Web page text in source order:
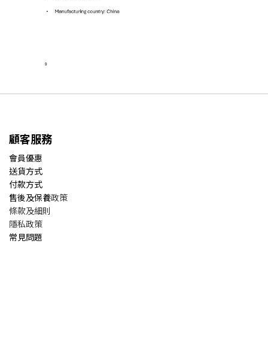
顧客服務
會員優惠
送貨方式
付款方式
售後及保養政策
條款及細則
隱私政策
常見問題